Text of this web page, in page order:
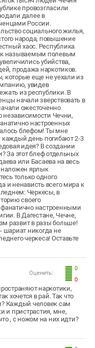
провозгласили
далее в
России.
социального жилья,
народа, повышение
хаос. Республика
называемым полевым
убийства,
продажа наркотиков.
которые еще не уехали из
увидев
из республики. В
начали зверствовать в
ожесточенно
независимости Чечни,
настроенных
блефом! Ты мне
день погибают 2-3
идея? В создании
За этот блеф отдельных
или Басаева на весь
наложен ярлык
только одного
и ненависть всего мира к
Черкесы, в
своего
настроенными
В Дагестане, Чечне,
развит в разы больше!
шариат никогда не
черкеса! Оставьте
0
0
Оценить:
наркотики,
хочется в рай. Так что
Каждый человек сам
и пристрастия, мне,
, с ножом на них идти?